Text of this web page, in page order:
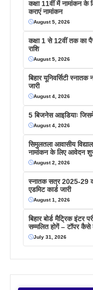
कक्षा 11वीं में नामांकन के
कराएं नामांकन
August 5, 2026
कक्षा 1 से 12वीं तक का
राशि
August 5, 2026
बिहार यूनिवर्सिटी
जारी
August 4, 2026
5 बिजनेस आइडियाः
August 4, 2026
सिमुलतला आवासीय
नामांकन के लिए आवेदन
August 2, 2026
स्नातक सत्र 2025-29 का
एडमिट कार्ड जारी
August 1, 2026
बिहार बोर्ड मैट्रिक इंटर
सम्मलित होगें – टॉपर कैसे
July 31, 2026